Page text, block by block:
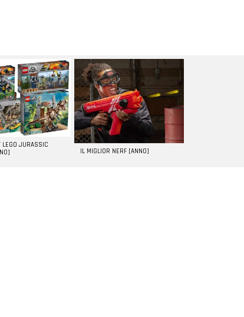
LEGO JURASSIC
IL MIGLIOR NERF [ANNO]